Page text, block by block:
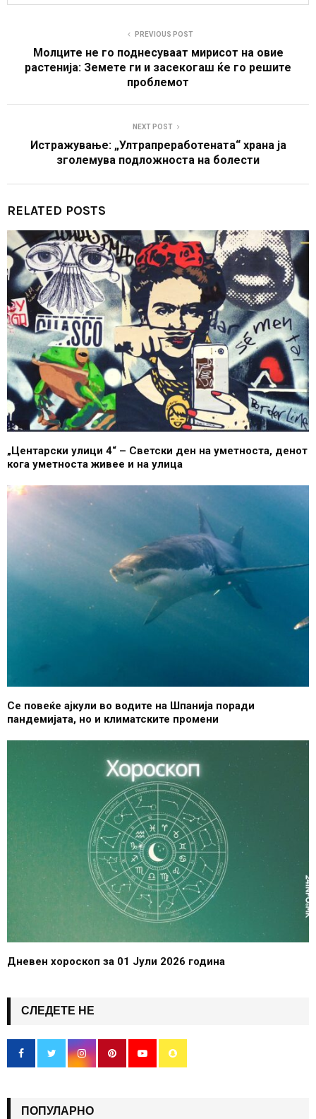
PREVIOUS POST
Молците не го поднесуваат мирисот на овие
растенија: Земете ги и засекогаш ќе го решите
проблемот
NEXT POST
Истражување: „Ултрапреработената“ храна ја
зголемува подложноста на болести
RELATED POSTS
„Центарски улици 4“ – Светски ден на уметноста, денот
кога уметноста живее и на улица
Се повеќе ајкули во водите на Шпанија поради
пандемијата, но и климатските промени
Дневен хороскоп за 01 Јули 2026 година
СЛЕДЕТЕ НЕ
ПОПУЛАРНО